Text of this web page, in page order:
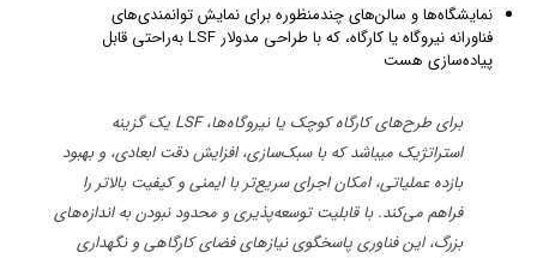
نمایشگاه‌ها و سالن‌های چندمنظوره برای نمایش توانمندی‌های
فناورانه نیروگاه یا کارگاه، که با طراحی مدولار LSF به‌راحتی قابل
پیاده‌سازی هست
برای طرح‌های کارگاه کوچک یا نیروگاه‌ها، LSF یک گزینه
استراتژیک میباشد که با سبک‌سازی، افزایش دقت ابعادی، و بهبود
بازده عملیاتی، امکان اجرای سریع‌تر با ایمنی و کیفیت بالاتر را
فراهم می‌کند. با قابلیت توسعه‌پذیری و محدود نبودن به اندازه‌های
بزرگ، این فناوری پاسخگوی نیازهای فضای کارگاهی و نگهداری